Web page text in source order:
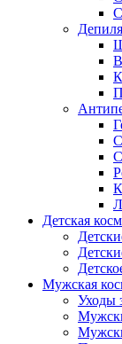
Детская
Мужская
Уходы